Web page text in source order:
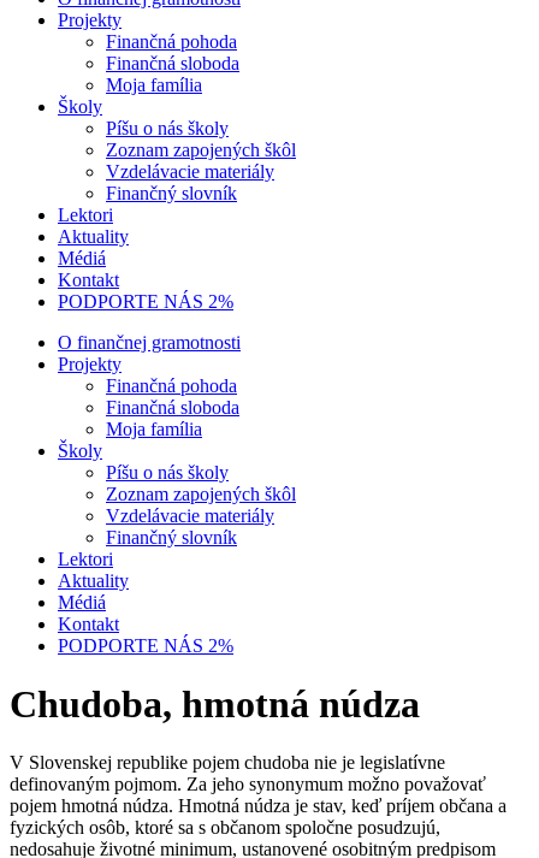
Projekty
Finančná pohoda
Finančná sloboda
Moja família
Školy
Píšu o nás školy
Zoznam zapojených škôl
Vzdelávacie materiály
Finančný slovník
Lektori
Aktuality
Médiá
Kontakt
PODPORTE NÁS 2%
O finančnej gramotnosti
Projekty
Finančná pohoda
Finančná sloboda
Moja família
Školy
Píšu o nás školy
Zoznam zapojených škôl
Vzdelávacie materiály
Finančný slovník
Lektori
Aktuality
Médiá
Kontakt
PODPORTE NÁS 2%
Chudoba, hmotná núdza
V Slovenskej republike pojem chudoba nie je legislatívne
definovaným pojmom. Za jeho synonymum možno považovať
pojem hmotná núdza. Hmotná núdza je stav, keď príjem občana a
fyzických osôb, ktoré sa s občanom spoločne posudzujú,
nedosahuje životné minimum, ustanovené osobitným predpisom